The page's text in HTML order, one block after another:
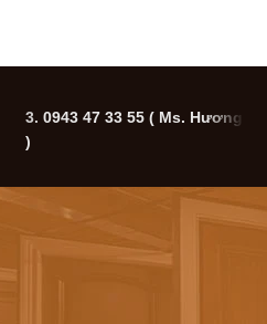
3. 0943 47 33 55 ( Ms. Hương
)